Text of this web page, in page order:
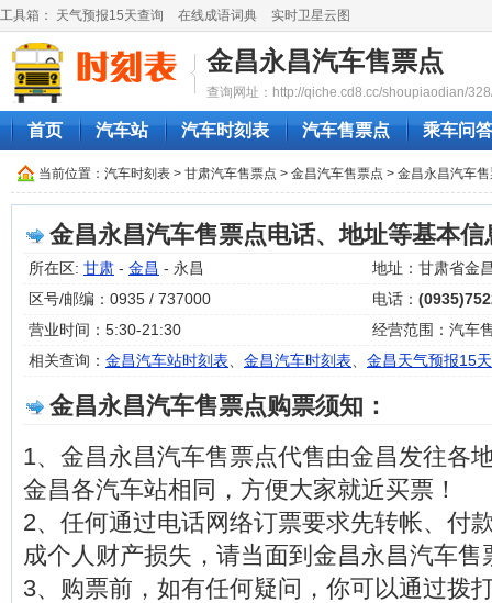
工具箱： 天气预报15天查询 在线成语词典 实时卫星云图
金昌永昌汽车售票点
查询网址：http://qiche.cd8.cc/shoupiaodian/
首页 汽车站 汽车时刻表 汽车售票点 乘车问答
当前位置： 汽车时刻表 > 甘肃汽车售票点 > 金昌汽车售票点 > 金昌永昌汽车
金昌永昌汽车售票点电话、地址等基本信
所在区: 甘肃 - 金昌 - 永昌
地址：甘肃省金
区号/邮编：0935 / 737000
电话：
营业时间：5:30-21:30
经营范围：汽车
相关查询： 金昌汽车站时刻表 金昌汽车时刻表 金昌天气预报15天
金昌永昌汽车售票点购票须知：
1、金昌永昌汽车售票点代售由金昌发往各
金昌各汽车站相同，方便大家就近买票！
2、任何通过电话网络订票要求先转帐、付
成个人财产损失，请当面到金昌永昌汽车售
3、购票前，如有任何疑问，你可以通过拨